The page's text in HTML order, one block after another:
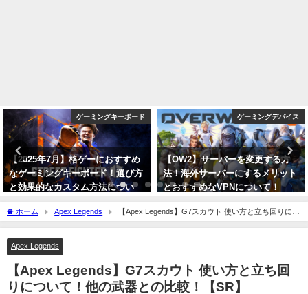
ゲーミングキーボード
【2025年7月】格ゲーにおすすめ
なゲーミングキーボード！選び方
と効果的なカスタム方法につい
て！【スト6/鉄拳8】
ゲーミングデバイス
【OW2】サーバーを変更する方
法！海外サーバーにするメリット
とおすすめなVPNについて！
【Steam版も可能】
ホーム Apex Legends
【Apex Legends】G7スカウト 使い方と立ち回りにつ
いて！他の武器との比較！【SR】
Apex Legends
【Apex Legends】G7スカウト 使い方と立ち回
りについて！他の武器との比較！【SR】